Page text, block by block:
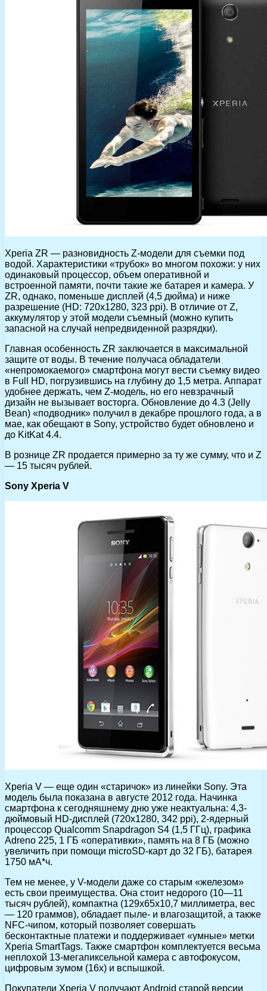
Xperia ZR — разновидность Z-модели для съемки под
водой. Характеристики «трубок» во многом похожи: у них
одинаковый процессор, объем оперативной и
встроенной памяти, почти такие же батарея и камера. У
ZR, однако, поменьше дисплей (4,5 дюйма) и ниже
разрешение (HD: 720х1280, 323 ppi). В отличие от Z,
аккумулятор у этой модели съемный (можно купить
запасной на случай непредвиденной разрядки).
Главная особенность ZR заключается в максимальной
защите от воды. В течение получаса обладатели
«непромокаемого» смартфона могут вести съемку видео
в Full HD, погрузившись на глубину до 1,5 метра. Аппарат
удобнее держать, чем Z-модель, но его невзрачный
дизайн не вызывает восторга. Обновление до 4.3 (Jelly
Bean) «подводник» получил в декабре прошлого года, а в
мае, как обещают в Sony, устройство будет обновлено и
до KitKat 4.4.
В рознице ZR продается примерно за ту же сумму, что и Z
— 15 тысяч рублей.
Sony Xperia V
Xperia V — еще один «старичок» из линейки Sony. Эта
модель была показана в августе 2012 года. Начинка
смартфона к сегодняшнему дню уже неактуальна: 4,3-
дюймовый HD-дисплей (720х1280, 342 ppi), 2-ядерный
процессор Qualcomm Snapdragon S4 (1,5 ГГц), графика
Adreno 225, 1 ГБ «оперативки», память на 8 ГБ (можно
увеличить при помощи microSD-карт до 32 ГБ), батарея
1750 мА*ч.
Тем не менее, у V-модели даже со старым «железом»
есть свои преимущества. Она стоит недорого (10—11
тысяч рублей), компактна (129х65х10,7 миллиметра, вес
— 120 граммов), обладает пыле- и влагозащитой, а также
NFC-чипом, который позволяет совершать
бесконтактные платежи и поддерживает «умные» метки
Xperia SmartTags. Также смартфон комплектуется весьма
неплохой 13-мегапиксельной камера с автофокусом,
цифровым зумом (16х) и вспышкой.
Покупатели Xperia V получают Android старой версии